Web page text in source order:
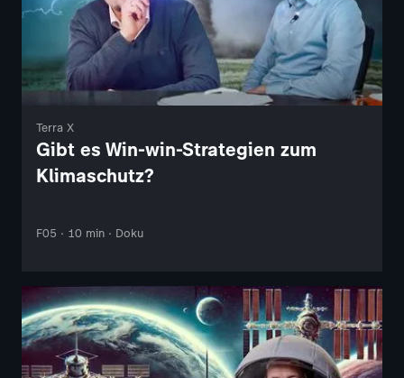
Terra X
Gibt es Win-win-Strategien zum
Klimaschutz?
F05 · 10 min · Doku